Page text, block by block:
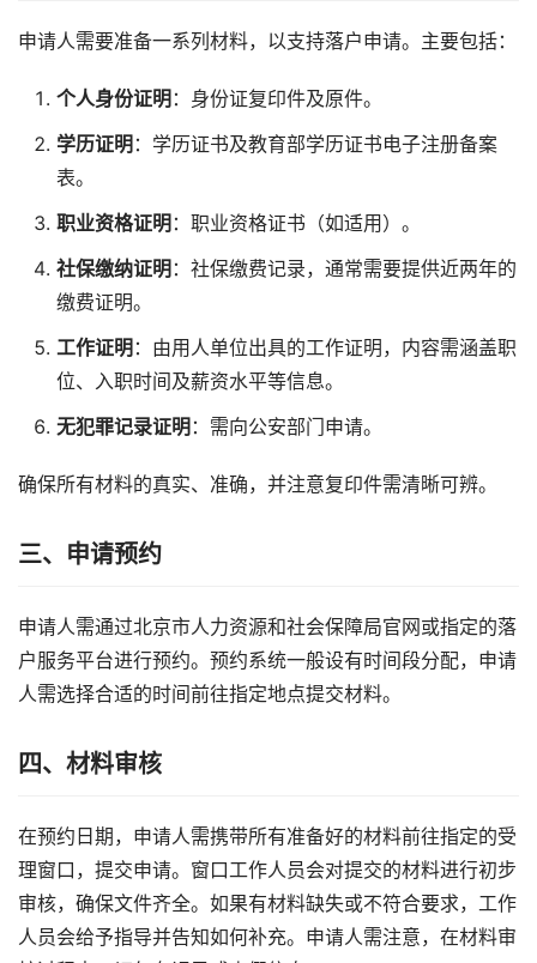
申请人需要准备一系列材料，以支持落户申请。主要包括：
个人身份证明 ：身份证复印件及原件。
学历证明 ：学历证书及教育部学历证书电子注册备案
表。
职业资格证明 ：职业资格证书（如适用）。
社保缴纳证明 ：社保缴费记录，通常需要提供近两年的
缴费证明。
工作证明 ：由用人单位出具的工作证明，内容需涵盖职
位、入职时间及薪资水平等信息。
无犯罪记录证明 ：需向公安部门申请。
确保所有材料的真实、准确，并注意复印件需清晰可辨。
三、申请预约
申请人需通过北京市人力资源和社会保障局官网或指定的落
户服务平台进行预约。预约系统一般设有时间段分配，申请
人需选择合适的时间前往指定地点提交材料。
四、材料审核
在预约日期，申请人需携带所有准备好的材料前往指定的受
理窗口，提交申请。窗口工作人员会对提交的材料进行初步
审核，确保文件齐全。如果有材料缺失或不符合要求，工作
人员会给予指导并告知如何补充。申请人需注意，在材料审